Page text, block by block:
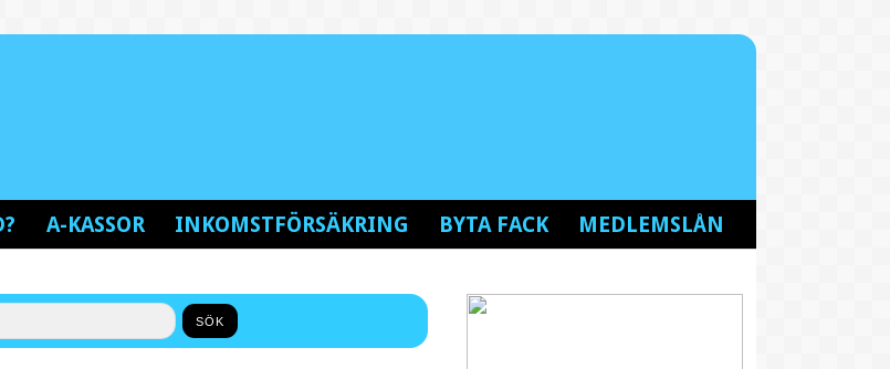
A-KASSOR INKOMSTFÖRSÄKRING BYTA FACK MEDLEMSLÅN